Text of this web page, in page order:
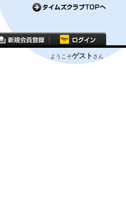
ようこそゲスト さん